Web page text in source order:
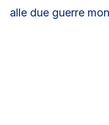
alle due guerre